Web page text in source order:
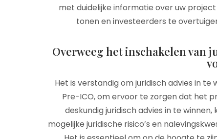
met duidelijke informatie over uw
tonen en investeerders te
Overweeg het inschakelen van
Het is verstandig om juridisch advies in
Pre-ICO, om ervoor te zorgen dat het
deskundig juridisch advies in te
mogelijke juridische risico’s en